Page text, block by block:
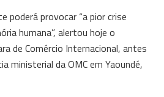
poderá provocar “a pior crise
humana”, alertou hoje o
de Comércio Internacional, antes
ministerial da OMC em Yaoundé,